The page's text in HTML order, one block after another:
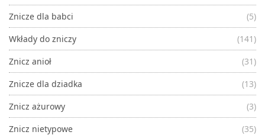
Znicze dla babci
(5)
Wkłady do zniczy
(141)
Znicz anioł
(31)
Znicze dla dziadka
(13)
Znicz ażurowy
(3)
Znicz nietypowe
(35)